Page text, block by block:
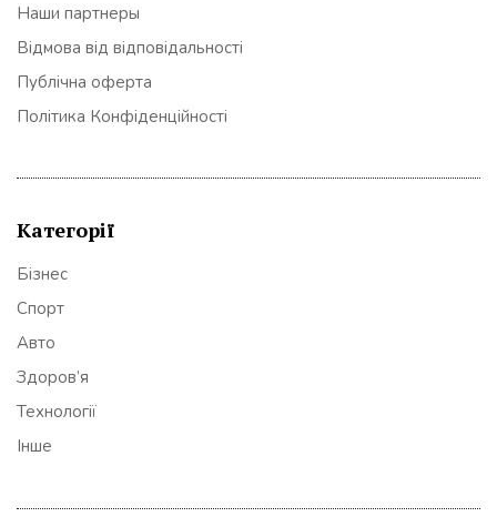
Наши партнеры
Відмова від відповідальності
Публічна оферта
Політика Конфіденційності
Категорії
Бізнес
Спорт
Авто
Здоров’я
Технології
Інше